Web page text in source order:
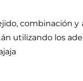
combinación y
utilizando los